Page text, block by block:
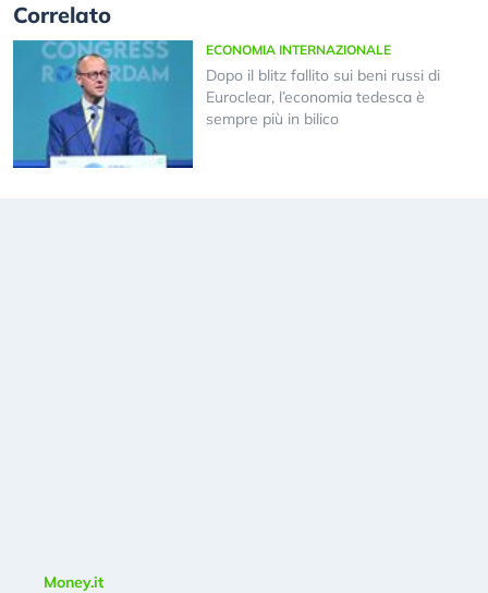
Correlato
ECONOMIA INTERNAZIONALE
Dopo il blitz fallito sui beni russi di
Euroclear, l’economia tedesca è
sempre più in bilico
Money.it